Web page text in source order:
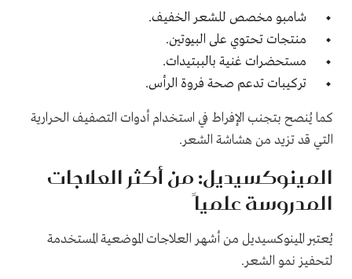
شامبو مخصص للشعر الخفيف.
منتجات تحتوي على البيوتين.
مستحضرات غنية بالببتيدات.
تركيبات تدعم صحة فروة الرأس.
كما يُنصح بتجنب الإفراط في استخدام أدوات التصفيف الحرارية
التي قد تزيد من هشاشة الشعر.
المينوكسيديل: من أكثر العلاجات
المدروسة علمياً
يُعتبر المينوكسيديل من أشهر العلاجات الموضعية المستخدمة
لتحفيز نمو الشعر.